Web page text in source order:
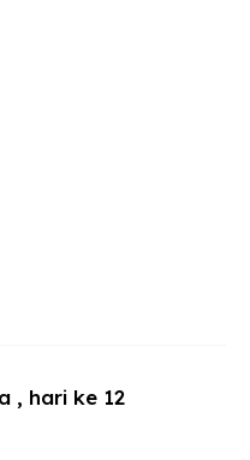
, hari ke 12